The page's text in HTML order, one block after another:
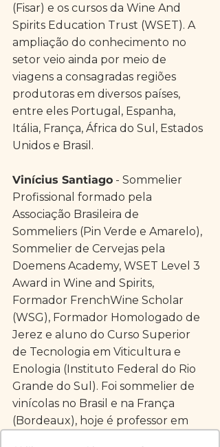
(Fisar) e os cursos da Wine And
Spirits Education Trust (WSET). A
ampliação do conhecimento no
setor veio ainda por meio de
viagens a consagradas regiões
produtoras em diversos países,
entre eles Portugal, Espanha,
Itália, França, África do Sul, Estados
Unidos e Brasil.
Vinícius Santiago - Sommelier
Profissional formado pela
Associação Brasileira de
Sommeliers (Pin Verde e Amarelo),
Sommelier de Cervejas pela
Doemens Academy, WSET Level 3
Award in Wine and Spirits,
Formador FrenchWine Scholar
(WSG), Formador Homologado de
Jerez e aluno do Curso Superior
de Tecnologia em Viticultura e
Enologia (Instituto Federal do Rio
Grande do Sul). Foi sommelier de
vinícolas no Brasil e na França
(Bordeaux), hoje é professor em